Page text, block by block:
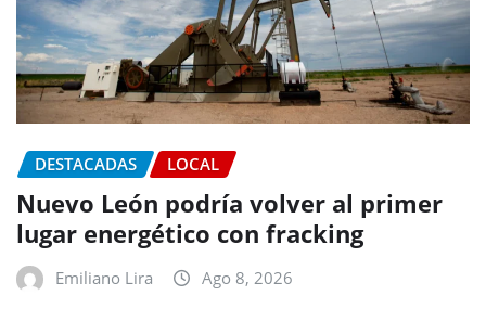
DESTACADAS LOCAL
Nuevo León podría volver al primer
lugar energético con fracking
Emiliano Lira Ago 8, 2026